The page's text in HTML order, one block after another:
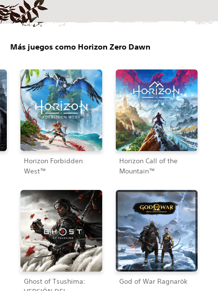
Más juegos como Horizon Zero Dawn
Horizon Forbidden
West™
Horizon Call of the
Mountain™
Ghost of Tsushima:
God of War Ragnarök